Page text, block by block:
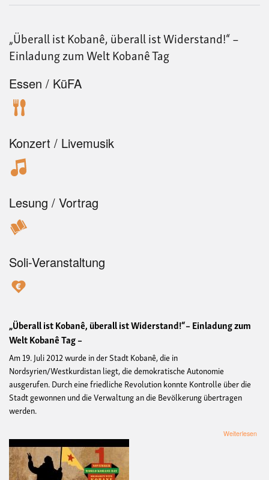
„Überall ist Kobanê, überall ist Widerstand!“ –
Einladung zum Welt Kobanê Tag
Essen / KüFA
Konzert / Livemusik
Lesung / Vortrag
Soli-Veranstaltung
„Überall ist Kobanê, überall ist Widerstand!“– Einladung zum
Welt Kobanê Tag –
Am 19. Juli 2012 wurde in der Stadt Kobanê, die in
Nordsyrien/Westkurdistan liegt, die demokratische Autonomie
ausgerufen. Durch eine friedliche Revolution konnte Kontrolle über die
Stadt gewonnen und die Verwaltung an die Bevölkerung übertragen
werden.
Weiterlesen